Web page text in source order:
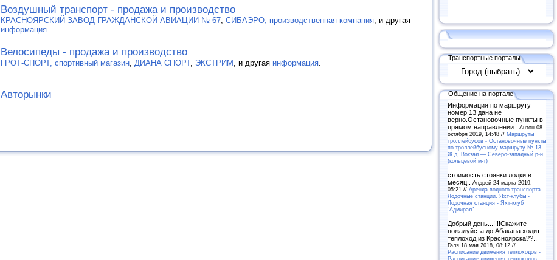
Воздушный транспорт - продажа и производство
КРАСНОЯРСКИЙ ЗАВОД ГРАЖДАНСКОЙ АВИАЦИИ № 67, СИБАЭРО, производственная компания, и другая
информация.
Велосипеды - продажа и производство
ГРОТ-СПОРТ, спортивный магазин, ДИАНА СПОРТ, ЭКСТРИМ , и другая информация.
Авторынки
Транспортные порталы
Общение на портале
Информация по маршруту
номер 13 дана не
верно.Остановочные пункты в
прямом направлении.. Антон 08
октября 2019, 14:48 // Маршруты
троллейбусов - Остановочные пункты
по троллейбусному маршруту № 13.
Ж.д. Вокзал — Северо-западный р-н
(кольцевой м-т)
стоимость стоянки лодки в
месяц.. Андрей 24 марта 2019,
05:21 // Аренда водного транспорта.
Лодочные станции. Яхт-клубы -
Лодочная станция - Яхт-клуб
"Адмирал"
Добрый день...!!!!Скажите
пожалуйста до Абакана ходит
теплоход из Красноярска??..
Галя 18 мая 2018, 08:12 //
Расписание движения теплоходов -
Расписание движения теплоходов